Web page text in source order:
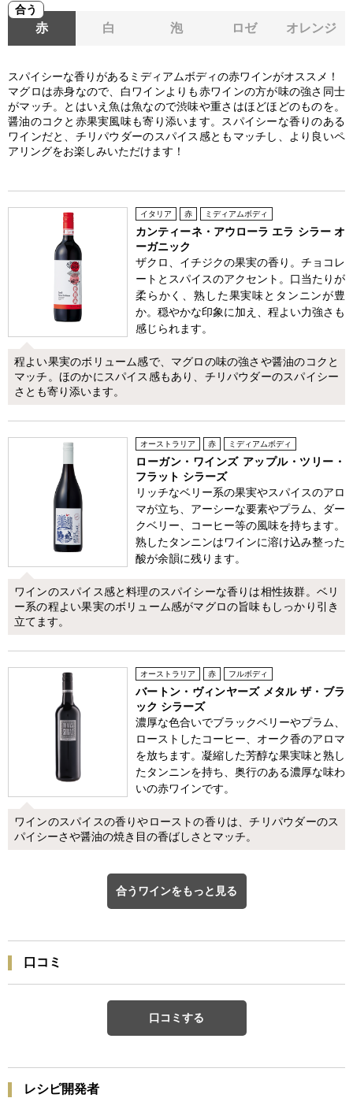
合う
赤 白 泡 ロゼ オレンジ
スパイシーな香りがあるミディアムボディの赤ワインがオススメ！
マグロは赤身なので、白ワインよりも赤ワインの方が味の強さ同士
がマッチ。とはいえ魚は魚なので渋味や重さはほどほどのものを。
醤油のコクと赤果実風味も寄り添います。スパイシーな香りのある
ワインだと、チリパウダーのスパイス感ともマッチし、より良いペ
アリングをお楽しみいただけます！
イタリア 赤 ミディアムボディ
カンティーネ・アウローラ エラ シラー オ
ーガニック
ザクロ、イチジクの果実の香り。チョコレ
ートとスパイスのアクセント。口当たりが
柔らかく、熟した果実味とタンニンが豊
か。穏やかな印象に加え、程よい力強さも
感じられます。
程よい果実のボリューム感で、マグロの味の強さや醤油のコクと
マッチ。ほのかにスパイス感もあり、チリパウダーのスパイシー
さとも寄り添います。
オーストラリア 赤 ミディアムボディ
ローガン・ワインズ アップル・ツリー・
フラット シラーズ
リッチなベリー系の果実やスパイスのアロ
マが立ち、アーシーな要素やプラム、ダー
クベリー、コーヒー等の風味を持ちます。
熟したタンニンはワインに溶け込み整った
酸が余韻に残ります。
ワインのスパイス感と料理のスパイシーな香りは相性抜群。ベリ
ー系の程よい果実のボリューム感がマグロの旨味もしっかり引き
立てます。
オーストラリア 赤 フルボディ
バートン・ヴィンヤーズ メタル ザ・ブラ
ック シラーズ
濃厚な色合いでブラックベリーやプラム、
ローストしたコーヒー、オーク香のアロマ
を放ちます。凝縮した芳醇な果実味と熟し
たタンニンを持ち、奥行のある濃厚な味わ
いの赤ワインです。
ワインのスパイスの香りやローストの香りは、チリパウダーのス
パイシーさや醤油の焼き目の香ばしさとマッチ。
合うワインをもっと見る
口コミ
口コミする
レシピ開発者